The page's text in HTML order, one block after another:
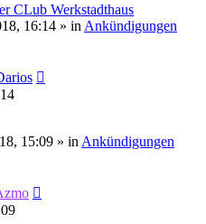
CLub Werkstadthaus
16:14 » in Ankündigungen
15:09 » in Ankündigungen